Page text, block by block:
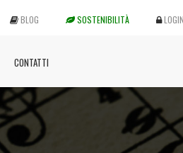
BLOG SOSTENIBILITÀ LOGIN
CONTATTI